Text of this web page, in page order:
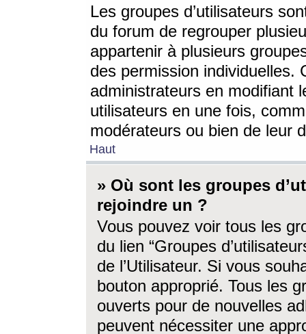
Les groupes d’utilisateurs
du forum de regrouper
appartenir à plusieurs
des permission individuelles.
administrateurs en modifiant
utilisateurs en une fois,
modérateurs ou bien de leur
Haut
» Où sont les groupes
rejoindre un ?
Vous pouvez voir tous les
du lien “Groupes
de l’Utilisateur. Si vous
bouton approprié. Tous les
ouverts pour de nouvelles
peuvent nécessiter une